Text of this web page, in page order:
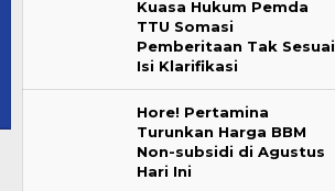
Kuasa Hukum Pemda
TTU Somasi
Pemberitaan Tak Sesuai
Isi Klarifikasi
Hore! Pertamina
Turunkan Harga BBM
Non-subsidi di Agustus
Hari Ini